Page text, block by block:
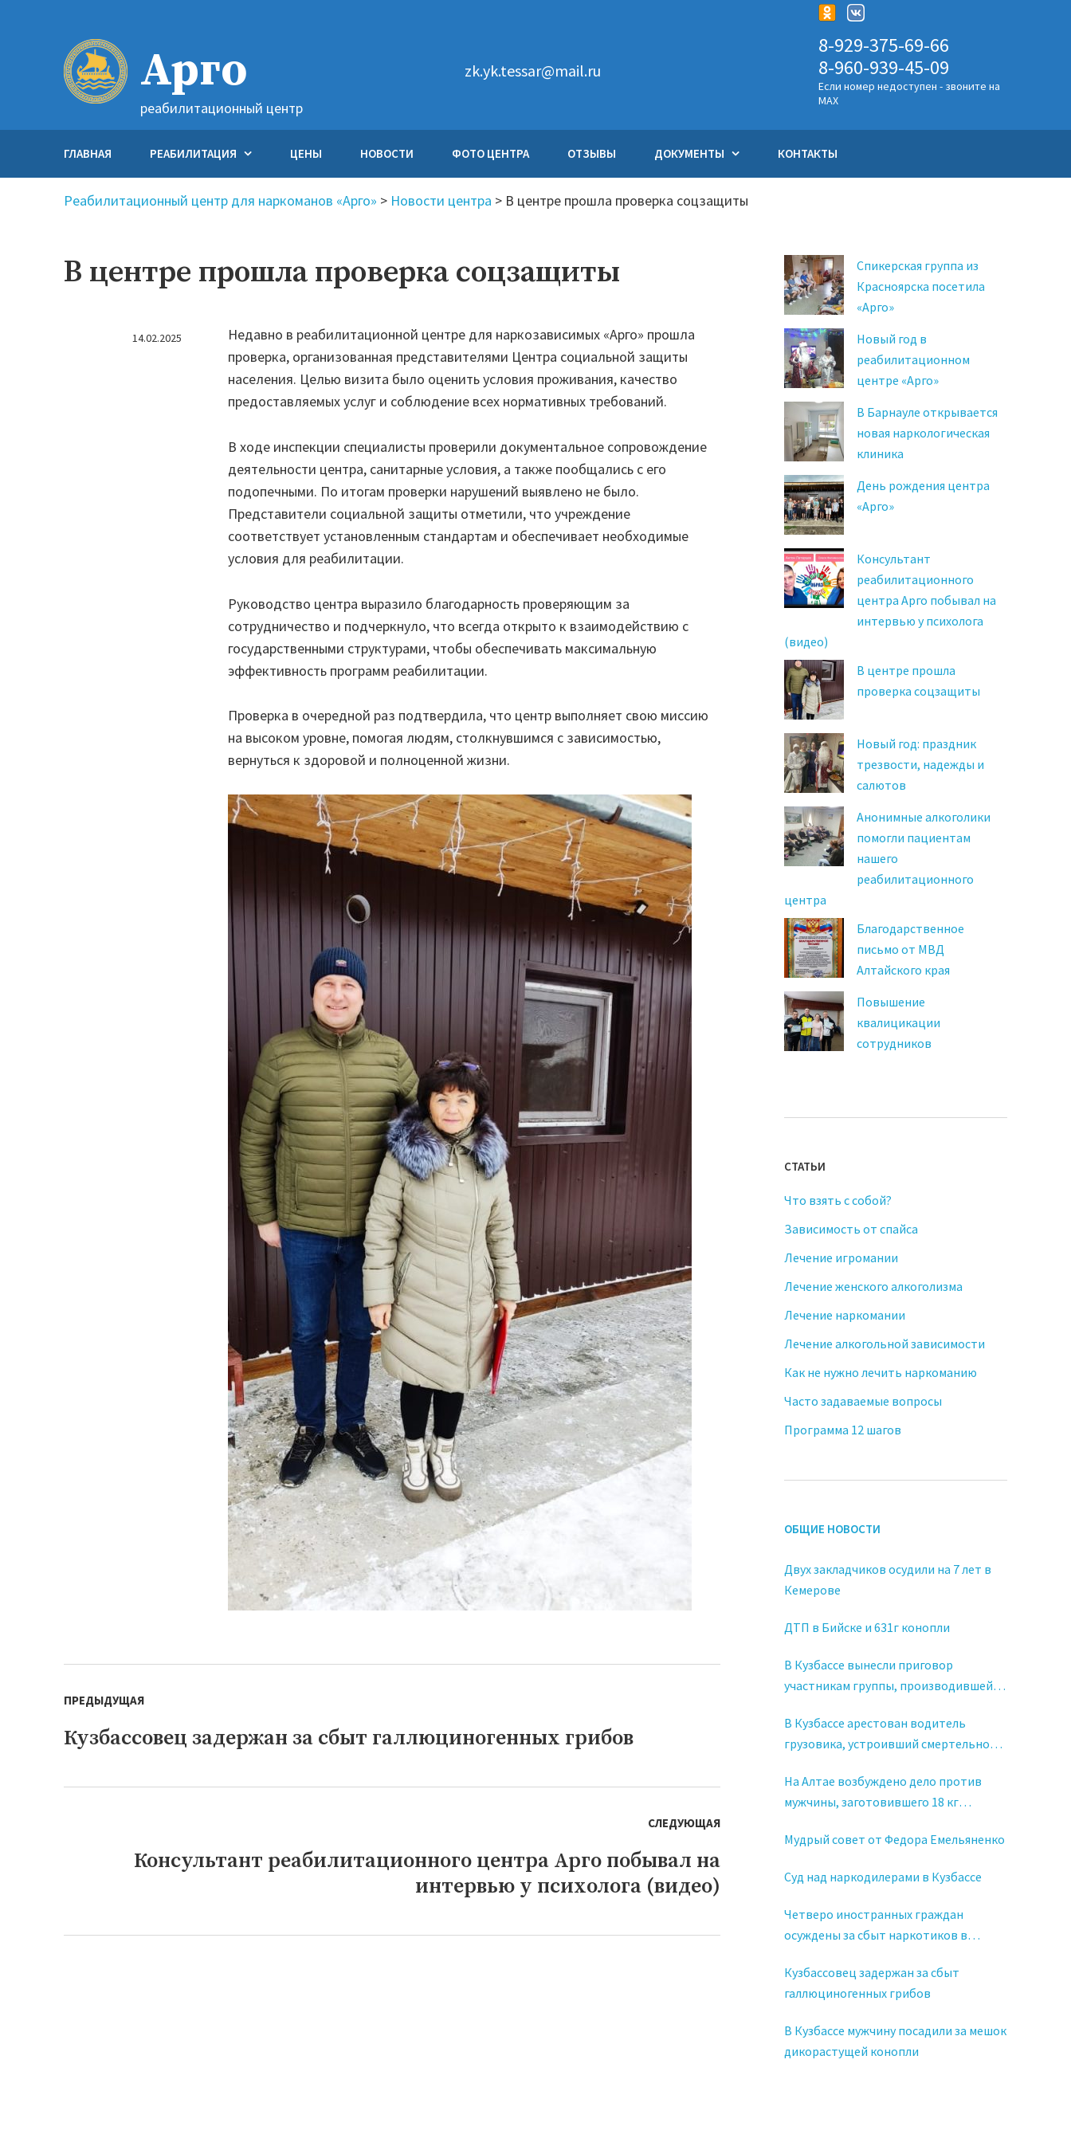
содержимому
Арго
реабилитационный центр
zk.yk.tessar@mail.ru
8-929-375-69-66
8-960-939-45-09
Если номер недоступен - звоните на
MAX
ГЛАВНАЯ РЕАБИЛИТАЦИЯ ЦЕНЫ НОВОСТИ ФОТО ЦЕНТРА ОТЗЫВЫ ДОКУМЕНТЫ КОНТАКТЫ
Реабилитационный центр для наркоманов «Арго» > Новости центра > В центре прошла проверка соцзащиты
В центре прошла проверка соцзащиты
14.02.2025
Недавно в реабилитационной центре для наркозависимых «Арго» прошла
проверка, организованная представителями Центра социальной защиты
населения. Целью визита было оценить условия проживания, качество
предоставляемых услуг и соблюдение всех нормативных требований.
В ходе инспекции специалисты проверили документальное сопровождение
деятельности центра, санитарные условия, а также пообщались с его
подопечными. По итогам проверки нарушений выявлено не было.
Представители социальной защиты отметили, что учреждение
соответствует установленным стандартам и обеспечивает необходимые
условия для реабилитации.
Руководство центра выразило благодарность проверяющим за
сотрудничество и подчеркнуло, что всегда открыто к взаимодействию с
государственными структурами, чтобы обеспечивать максимальную
эффективность программ реабилитации.
Проверка в очередной раз подтвердила, что центр выполняет свою миссию
на высоком уровне, помогая людям, столкнувшимся с зависимостью,
вернуться к здоровой и полноценной жизни.
по
записям
ПРЕДЫДУЩАЯ
Предыдущая
Кузбассовец задержан за сбыт галлюциногенных грибов
СЛЕДУЮЩАЯ
СледующаяКонсультант реабилитационного центра Арго побывал на
интервью у психолога (видео)
Спикерская группа из
Красноярска посетила
«Арго»
Новый год в
реабилитационном
центре «Арго»
В Барнауле открывается
новая наркологическая
клиника
День рождения центра
«Арго»
Консультант
реабилитационного
центра Арго побывал на
интервью у психолога
(видео)
В центре прошла
проверка соцзащиты
Новый год: праздник
трезвости, надежды и
салютов
Анонимные алкоголики
помогли пациентам
нашего
реабилитационного
центра
Благодарственное
письмо от МВД
Алтайского края
Повышение
квалицикации
сотрудников
СТАТЬИ
Что взять с собой?
Зависимость от спайса
Лечение игромании
Лечение женского алкоголизма
Лечение наркомании
Лечение алкогольной зависимости
Как не нужно лечить наркоманию
Часто задаваемые вопросы
Программа 12 шагов
ОБЩИЕ НОВОСТИ
Двух закладчиков осудили на 7 лет в
Кемерове
ДТП в Бийске и 631г конопли
В Кузбассе вынесли приговор
участникам группы, производившей
В Кузбассе арестован водитель
грузовика, устроивший смертельное
опьянения
На Алтае возбуждено дело против
мужчины, заготовившего 18 кг
Мудрый совет от Федора Емельяненко
Суд над наркодилерами в Кузбассе
Четверо иностранных граждан
осуждены за сбыт наркотиков в
Кузбассовец задержан за сбыт
галлюциногенных грибов
В Кузбассе мужчину посадили за мешок
дикорастущей конопли